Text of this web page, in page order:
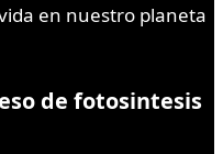
en nuestro planeta
de fotosintesis